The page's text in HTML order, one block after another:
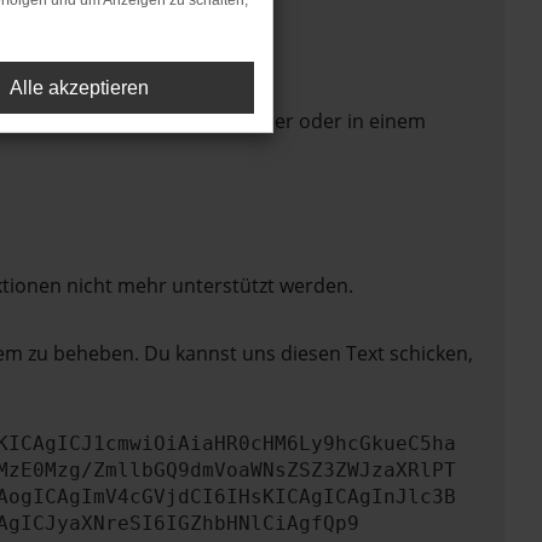
in einem anderen Browser oder in einem
nicht mehr unterstützt werden.
zu beheben. Du kannst uns diesen Text schicken,
ZmllbGQ9dmVoaWNsZSZ3ZWJzaXRlPT
Alle akzeptieren